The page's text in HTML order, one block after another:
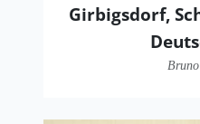
Girbigsdorf,